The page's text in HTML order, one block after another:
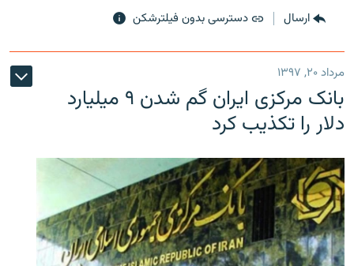
ارسال دسترسی بدون فیلترشکن
مرداد ۲۰, ۱۳۹۷
بانک مرکزی ایران گم شدن ۹ میلیارد
دلار را تکذیب کرد